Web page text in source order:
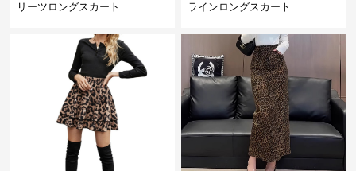
リーツロングスカート
ラインロングスカート